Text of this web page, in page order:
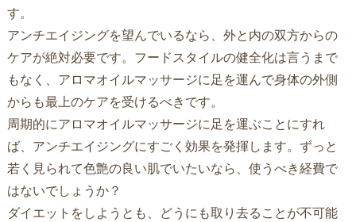
す。
アンチエイジングを望んでいるなら、外と内の双方からの
ケアが絶対必要です。フードスタイルの健全化は言うまで
もなく、アロマオイルマッサージに足を運んで身体の外側
からも最上のケアを受けるべきです。
周期的にアロマオイルマッサージに足を運ぶことにすれ
ば、アンチエイジングにすごく効果を発揮します。ずっと
若く見られて色艶の良い肌でいたいなら、使うべき経費で
はないでしょうか？
ダイエットをしようとも、どうにも取り去ることが不可能